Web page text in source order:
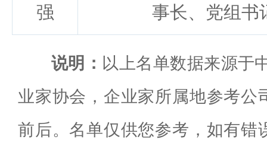
强
事长、党组书
说明： 以上名单数据来源于
业家协会，企业家所属地参考公
前后。名单仅供您参考，如有错